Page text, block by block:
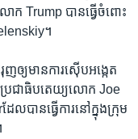
ក Trump បាន​ធ្វើ​ចំពោះ​
។
ឲ្យ​មាន​ការស៊ើបអង្កេត​
រជាធិបតេយ្យ​លោក Joe
បាន​ធ្វើការ​នៅក្នុង​ក្រុម